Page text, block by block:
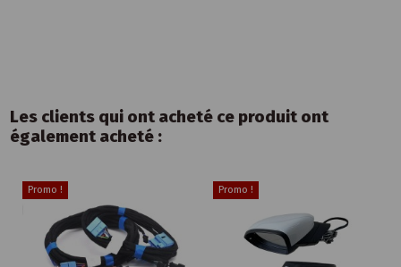
Les clients qui ont acheté ce produit ont
également acheté :
Promo ! Promo !